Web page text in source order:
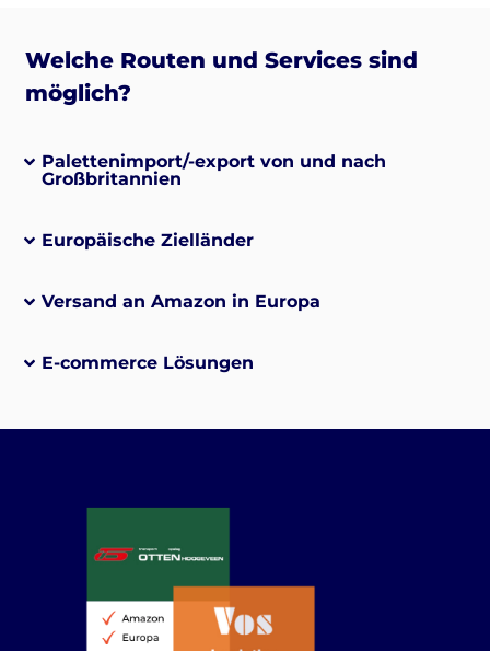
Welche Routen und Services sind
möglich?
Palettenimport/-export von und nach
Großbritannien
Europäische Zielländer
Versand an Amazon in Europa
E-commerce Lösungen